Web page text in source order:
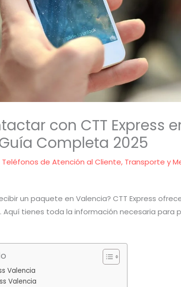
con CTT Express
Completa 2025
Teléfonos de Atención al Cliente, Transporte y
un paquete en Valencia? CTT Express
Aquí tienes toda la información necesaria para
Valencia
Valencia